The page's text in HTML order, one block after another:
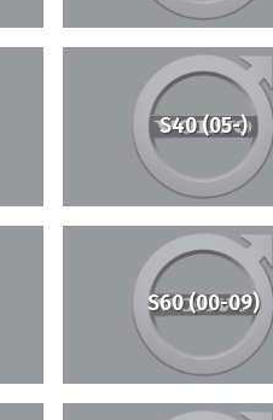
S40 (05-)
S60 (00-09)